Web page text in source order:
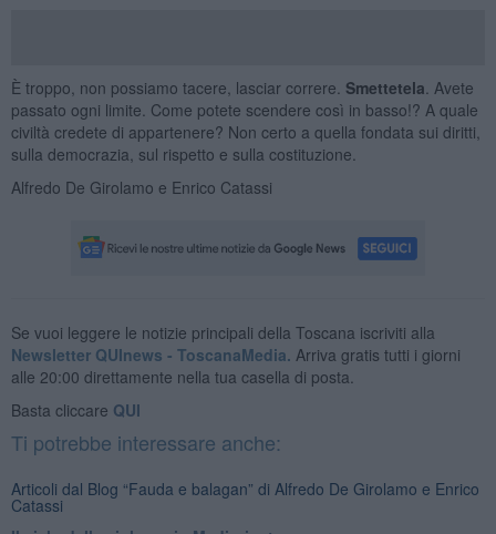
È troppo, non possiamo tacere, lasciar correre. Smettetela . Avete
passato ogni limite. Come potete scendere così in basso!? A quale
civiltà credete di appartenere? Non certo a quella fondata sui diritti,
sulla democrazia, sul rispetto e sulla costituzione.
Alfredo De Girolamo e Enrico Catassi
Se vuoi leggere le notizie principali della Toscana iscriviti alla
Newsletter QUInews - ToscanaMedia. Arriva gratis tutti i giorni
alle 20:00 direttamente nella tua casella di posta.
Basta cliccare QUI
Ti potrebbe interessare anche:
Articoli dal Blog “Fauda e balagan” di Alfredo De Girolamo e Enrico
Catassi